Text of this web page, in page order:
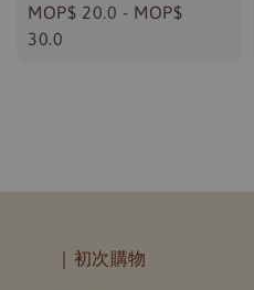
Regular
price
MOP$ 20.0 - MOP$
30.0
｜初次購物